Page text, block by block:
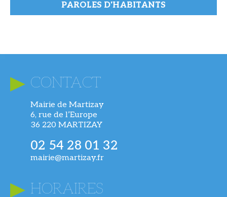
PAROLES D'HABITANTS
CONTACT
Mairie de Martizay
6, rue de l’Europe
36 220 MARTIZAY
02 54 28 01 32
mairie@martizay.fr
HORAIRES